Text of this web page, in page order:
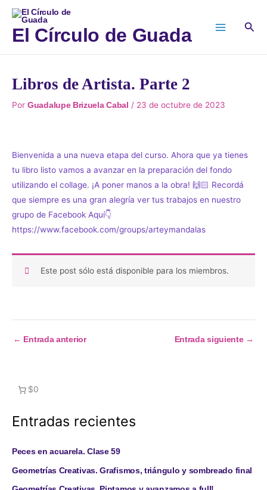
contenido
El Círculo de Guada
Libros de Artista. Parte 2
Por Guadalupe Brizuela Cabal / 23 de octubre de 2023
Bienvenida a una nueva etapa del curso. Ahora que ya tienes
tu libro listo vamos a avanzar en la preparación del fondo
utilizando el collage. ¡A poner manos a la obra! 🙌🏻 Recordá
que siempre es una gran alegría ver tus trabajos en nuestro
grupo de Facebook Aquí👇
https://www.facebook.com/groups/arteymandalas
Este post sólo está disponible para los miembros.
← Entrada anterior Entrada siguiente →
$0
Entradas recientes
Peces en acuarela. Clase 59
Geometrías Creativas. Grafismos, triángulo y sombreado final